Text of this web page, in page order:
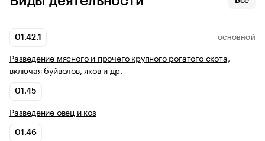
01.42.1 ОСНОВНОЙ
Разведение мясного и прочего крупного рогатого скота,
включая буйволов, яков и др.
01.45
Разведение овец и коз
01.46